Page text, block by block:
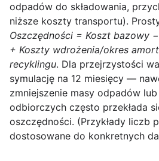
odpadów do składowania,
niższe koszty transportu).
Oszczędności = Koszt bazowy
+ Koszty wdrożenia/okres
recyklingu. Dla przejrzystości
symulację na 12 miesięcy —
zmniejszenie masy odpadów
odbiorczych często przekłada
oszczędności. (Przykłady liczb
dostosowane do konkretnych